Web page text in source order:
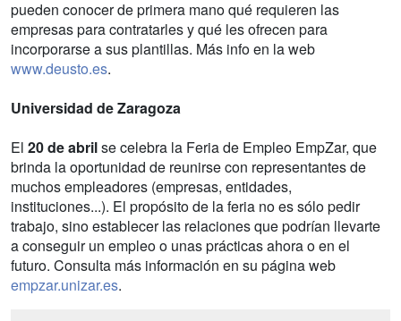
pueden conocer de primera mano qué requieren las
empresas para contratarles y qué les ofrecen para
incorporarse a sus plantillas. Más info en la web
www.deusto.es.
Universidad de Zaragoza
El 20 de abrilse celebra la Feria de Empleo EmpZar, que
brinda la oportunidad de reunirse con representantes de
muchos empleadores (empresas, entidades,
instituciones...). El propósito de la feria no es sólo pedir
trabajo, sino establecer las relaciones que podrían llevarte
a conseguir un empleo o unas prácticas ahora o en el
futuro. Consulta más información en su página web
empzar.unizar.es.